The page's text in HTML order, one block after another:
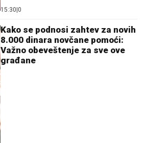
15:30|0
Kako se podnosi zahtev za novih
8.000 dinara novčane pomoći:
Važno obeveštenje za sve ove
građane